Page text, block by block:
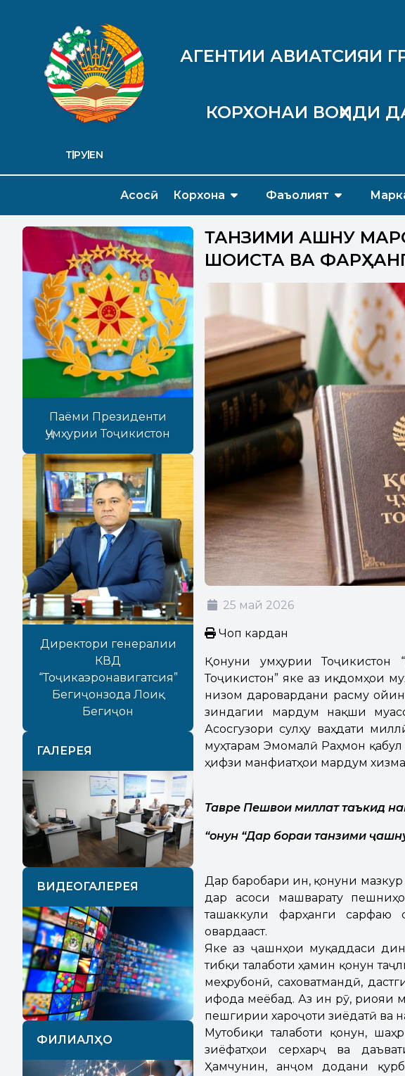
АГЕНТИИ АВИАТСИЯИ
КОРХОНАИ ВОҲИДИ
ТҶ РУEN
Асосӣ Корхона Фаъолият
Паёми Президенти
Ҷумҳурии Тоҷикистон
Директори генералии
КВД
“Тоҷикаэронавигатсия”
Бегиҷонзода Лоиқ
Бегиҷон
ГАЛЕРЕЯ
Previous Next
ВИДЕОГАЛЕРЕЯ
ФИЛИАЛҲО
ТАНЗИМИ ҶАШНУ
ШОИСТА ВА
25 май 2026
Чоп кардан
Қонуни Ҷумҳурии
Тоҷикистон” яке аз иқдомҳои
низом даровардани расму
зиндагии мардум нақши
Асосгузори сулҳу ваҳдати
муҳтарам Эмомалӣ Раҳмон
ҳифзи манфиатҳои мардум
Тавре Пешвои миллат таъкид
“онун “Дар бораи танзимиҷ
Дар баробари ин, қонуни
дар асоси машварату
ташаккули фарҳанги
овардааст.
Яке аз ҷашнҳои муқаддаси
тибқи талаботи ҳамин қонун
меҳрубонӣ, саховатмандӣ,
ифода меёбад. Аз ин рӯ, риояи
пешгирии хароҷоти зиёдатӣ ва
Мутобиқи талаботи қонун,
зиёфатҳои серхарҷ ва
Ҳамчунин, анҷом додани